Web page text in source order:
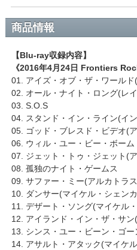
商品情報
【Blu-ray収録内容】
《2016年4月24日 Frontiers
01. アイズ・オブ・ザ・ワールド
02. オール・ナイト・ロング(レ
03. S.O.S
04. スタンド・イン・ライン(イ
05. ゴッド・ブレスド・ビデオ(
06. ウィル・ユー・ビー・ボー
07. ジェット・トゥ・ジェット(
08. 孤独のナイト・ゲームス
09. サファー・ミー(アルカトラ
10. ダンサー(マイケル・シェン
11. デザート・ソング(マイケル
12. アイランド・イン・ザ・サ
13. シンス・ユー・ビーン・ゴ
14. アサルト・アタック(マイケ